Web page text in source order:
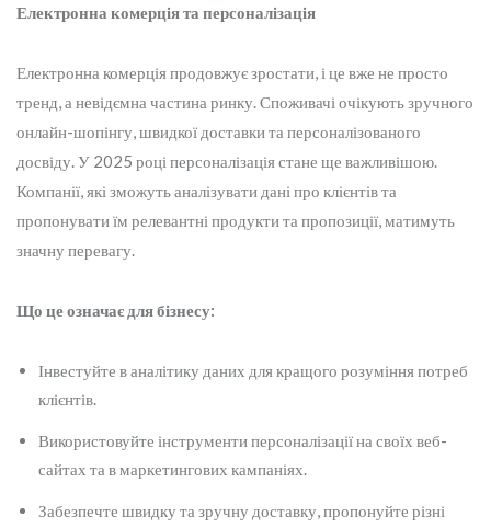
Електронна комерція та персоналізація
Електронна комерція продовжує зростати, і це вже не просто
тренд, а невідємна частина ринку. Споживачі очікують зручного
онлайн-шопінгу, швидкої доставки та персоналізованого
досвіду. У 2025 році персоналізація стане ще важливішою.
Компанії, які зможуть аналізувати дані про клієнтів та
пропонувати їм релевантні продукти та пропозиції, матимуть
значну перевагу.
Що це означає для бізнесу:
Інвестуйте в аналітику даних для кращого розуміння потреб
клієнтів.
Використовуйте інструменти персоналізації на своїх веб-
сайтах та в маркетингових кампаніях.
Забезпечте швидку та зручну доставку, пропонуйте різні